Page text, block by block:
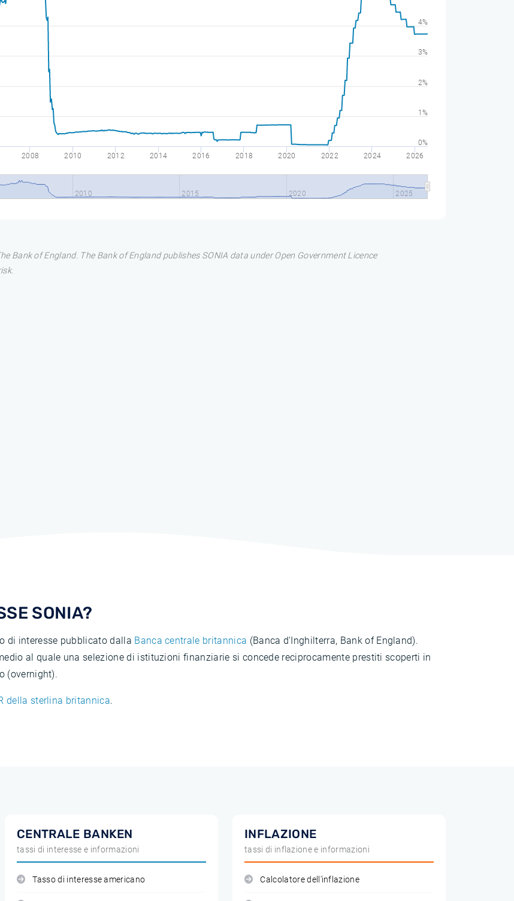
2008 2010 2012 2014 2016 2018 2020 2022 2024 2026
2010 2015 2020 2025
0%
1%
2%
3%
4%
Bank of England. The Bank of England publishes SONIA data under Open Government Licence
SONIA?
di interesse pubblicato dalla Banca centrale britannica (Banca d'Inghilterra, Bank of England).
al quale una selezione di istituzioni finanziarie si concede reciprocamente prestiti scoperti in
(overnight).
della sterlina britannica.
CENTRALE BANKEN
tassi di interesse e informazioni
Tasso di interesse americano
INFLAZIONE
tassi di inflazione e informazioni
Calcolatore dell'inflazione